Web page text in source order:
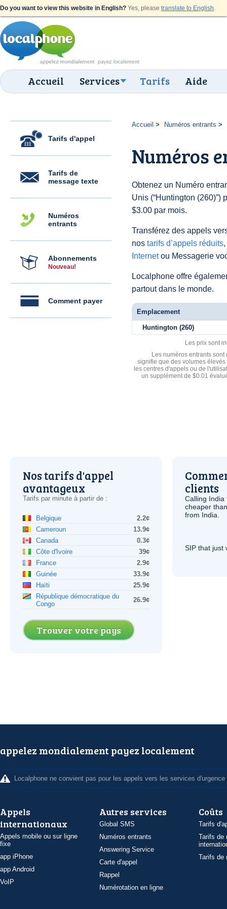
Do you want to view this website in English? Yes, please translate to English.
Accueil Services Tarifs Aide
Tarifs d'appel
Tarifs de
message texte
Numéros
entrants
Abonnements
Nouveau!
Comment payer
Accueil Numéros entrants
Numéros
Obtenez un Numéro
Unis (“Huntington (260)”)
$3.00 par mois.
Transférez des appels
nos tarifs d’appels réduits
Internetou Messagerie
Localphone offre
partout dans le monde.
Emplacement
Huntington (260)
Les prix sont
Les numéros entrants
signifie que des volumes
les centres d'appels ou de
un supplément de $0.01
Nos tarifs d'appel
avantageux
Tarifs par minute à partir de :
Belgique
2.2¢
Cameroun
13.9¢
Canada
0.3¢
Côte d'Ivoire
39¢
France
2.9¢
Guinée
33.9¢
Haïti
25.9¢
République démocratique du
Congo
26.9¢
Trouver votre pays
clients
Calling
cheaper
from India.
SIP that just
appelez mondialement payez localement
Localphone ne convient pas pour les appels vers les services d'urgence
Appels
internationaux
Appels mobile ou sur ligne
fixe
app iPhone
app Android
VoIP
Autres services
Global SMS
Numéros entrants
Answering Service
Carte d'appel
Rappel
Numérotation en ligne
Coûts
Tarifs
Tarifs de
Tarifs de